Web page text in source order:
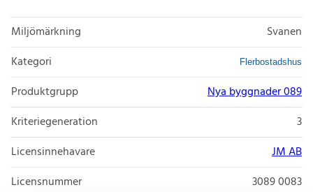
Miljömärkning
Svanen
Kategori
Flerbostadshus
Produktgrupp
Nya byggnader 089
Kriteriegeneration
3
Licensinnehavare
JM AB
Licensnummer
3089 0083